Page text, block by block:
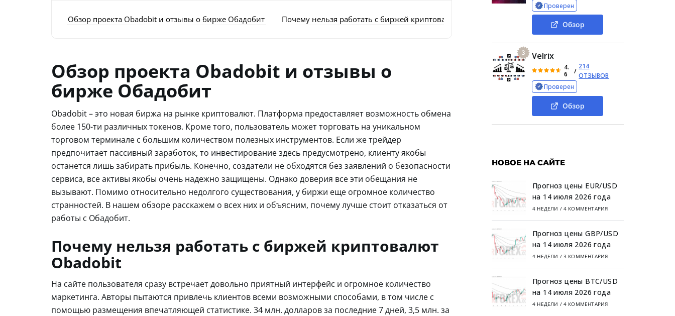
Обзор проекта Obadobit и отзывы о бирже Обадобит Почему нельзя работать с биржей криптовалют Obadobit Реальные отзывы пользователей о
Обзор проекта Obadobit и отзывы о
бирже Обадобит
Obadobit – это новая биржа на рынке криптовалют. Платформа предоставляет возможность обмена
более 150-ти различных токенов. Кроме того, пользователь может торговать на уникальном
торговом терминале с большим количеством полезных инструментов. Если же трейдер
предпочитает пассивный заработок, то инвестирование здесь предусмотрено, клиенту якобы
останется лишь забирать прибыль. Конечно, создатели не обходятся без заявлений о безопасности
сервиса, все активы якобы очень надежно защищены. Однако доверия все эти обещания не
вызывают. Помимо относительно недолгого существования, у биржи еще огромное количество
странностей. В нашем обзоре расскажем о всех них и объясним, почему лучше стоит отказаться от
работы с Обадобит.
Почему нельзя работать с биржей криптовалют
Obadobit
На сайте пользователя сразу встречает довольно приятный интерфейс и огромное количество
маркетинга. Авторы пытаются привлечь клиентов всеми возможными способами, в том числе с
помощью размещения впечатляющей статистике. 34 млн. долларов за последние 7 дней, 3,5 млн. за
Проверен
Обзор
3 Velrix
4.
6
/
214
ОТЗЫВОВ
Проверен
Обзор
НОВОЕ НА САЙТЕ
Прогноз цены EUR/USD
на 14 июля 2026 года
4 НЕДЕЛИ / 4 КОММЕНТАРИЯ
Прогноз цены GBP/USD
на 14 июля 2026 года
4 НЕДЕЛИ / 3 КОММЕНТАРИЯ
Прогноз цены BTC/USD
на 14 июля 2026 года
4 НЕДЕЛИ / 4 КОММЕНТАРИЯ